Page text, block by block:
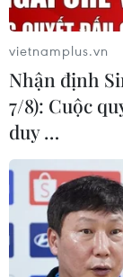
Giá trị tài
lục trong
07/10/2020 08:05
Tổng giá trị tài
vietnamplus.vn
Nhận định
7/8): Cuộc
duy …